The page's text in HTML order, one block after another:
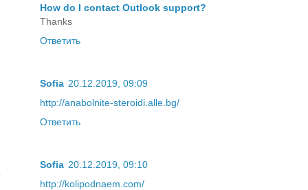
How do I contact Outlook support?
Thanks
Ответить
Sofia 20.12.2019, 09:09
http://anabolnite-steroidi.alle.bg/
Ответить
Sofia 20.12.2019, 09:10
http://kolipodnaem.com/